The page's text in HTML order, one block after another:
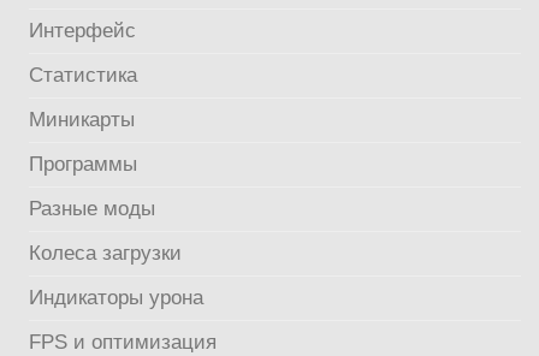
Интерфейс
Статистика
Миникарты
Программы
Разные моды
Колеса загрузки
Индикаторы урона
FPS и оптимизация